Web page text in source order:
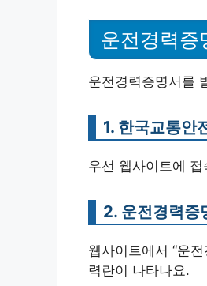
운전경력증
운전경력증명서를
1. 한국교통안
우선 웹사이트에 접
2. 운전경력증
웹사이트에서 “운
력란이 나타나요.